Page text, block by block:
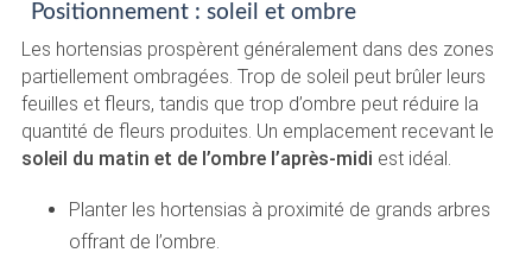
Positionnement : soleil et ombre
Les hortensias prospèrent généralement dans des zones
partiellement ombragées. Trop de soleil peut brûler leurs
feuilles et fleurs, tandis que trop d’ombre peut réduire la
quantité de fleurs produites. Un emplacement recevant le
soleil du matin et de l’ombre l’après-midi est idéal.
Planter les hortensias à proximité de grands arbres
offrant de l’ombre.